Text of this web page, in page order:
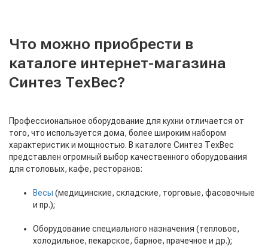
Что можно приобрести в
каталоге интернет-магазина
Синтез ТехВес?
Профессиональное оборудование для кухни отличается от
того, что используется дома, более широким набором
характеристик и мощностью. В каталоге Синтез ТехВес
представлен огромный выбор качественного оборудования
для столовых, кафе, ресторанов:
Весы (медицинские, складские, торговые, фасовочные
и пр.);
Оборудование специального назначения (тепловое,
холодильное, пекарское, барное, прачечное и др.);